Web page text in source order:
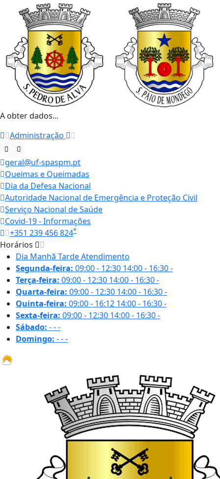
A obter dados...
Administração
geral@uf-spaspm.pt
Queimas e Queimadas
Dia da Defesa Nacional
Autoridade Nacional de Emergência e Proteção Civil
Serviço Nacional de Saúde
Covid-19 - Informações
+351 239 456 824*
Horários
Dia Manhã TardeAtendimento
Segunda-feira: 09:00 - 12:30 14:00 - 16:30-
Terça-feira: 09:00 - 12:30 14:00 - 16:30-
Quarta-feira: 09:00 - 12:30 14:00 - 16:30-
Quinta-feira: 09:00 - 16:12 14:00 - 16:30-
Sexta-feira: 09:00 - 12:30 14:00 - 16:30-
Sábado: ---
Domingo: ---